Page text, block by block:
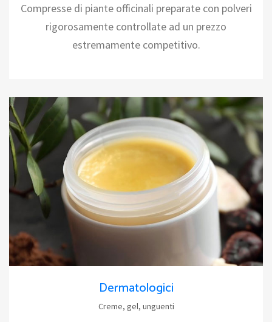
Compresse di piante officinali preparate con polveri
rigorosamente controllate ad un prezzo
estremamente competitivo.
Dermatologici
Creme, gel, unguenti